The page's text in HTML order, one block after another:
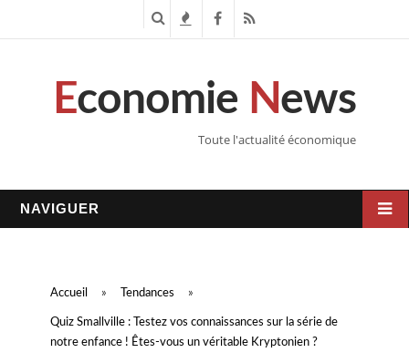
c n
s
F
c
R
S
Economie News
Toute l'actualité économique
NAVIGUER
Accueil » Tendances »
Quiz Smallville : Testez vos connaissances sur la série de
notre enfance ! Êtes-vous un véritable Kryptonien ?